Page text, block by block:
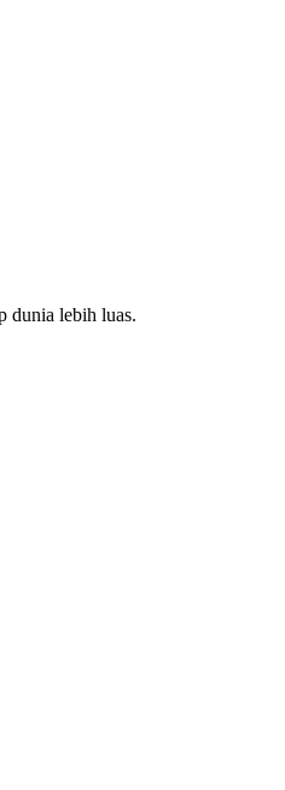
dunia lebih luas.